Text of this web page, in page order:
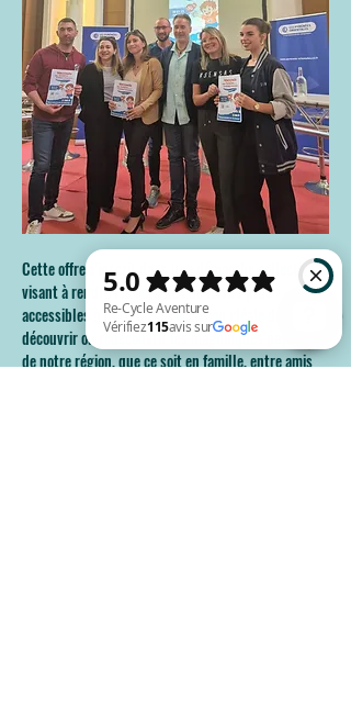
Cette offre s'inscrit dans une démarche collective
visant à rendre les activités de loisirs plus
accessibles à tous. C'est l'occasion idéale de
découvrir ou redécouvrir les magnifiques paysages
de notre région, que ce soit en famille, entre amis